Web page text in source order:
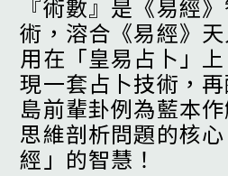
『術數』是《易經
術，溶合《易經》
用在「皇易占卜」
現一套占卜技術，
島前輩卦例為藍本
思維剖析問題的核
經」的智慧！